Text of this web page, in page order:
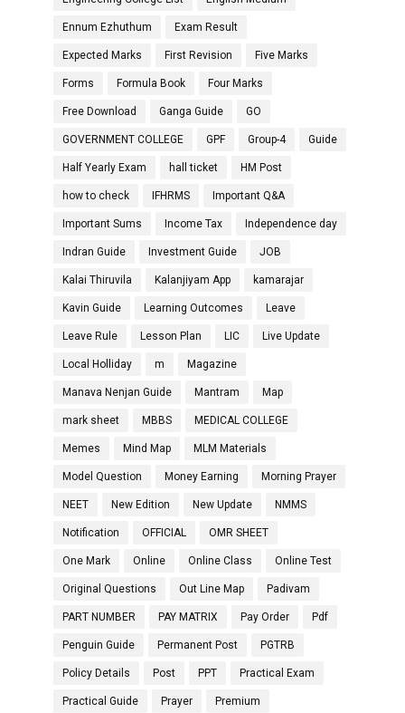
Ennum Ezhuthum Exam Result
Expected Marks First Revision Five Marks
Forms Formula Book Four Marks
Free Download Ganga Guide GO
GOVERNMENT COLLEGE GPF Group-4 Guide
Half Yearly Exam hall ticket HM Post
how to check IFHRMS Important Q&A
Important Sums Income Tax Independence day
Indran Guide Investment Guide JOB
Kalai Thiruvila Kalanjiyam App kamarajar
Kavin Guide Learning Outcomes Leave
Leave Rule Lesson Plan LIC Live Update
Local Holliday m Magazine
Manava Nenjan Guide Mantram Map
mark sheet MBBS MEDICAL COLLEGE
Memes Mind Map MLM Materials
Model Question Money Earning Morning Prayer
NEET New Edition New Update NMMS
Notification OFFICIAL OMR SHEET
One Mark Online Online Class Online Test
Original Questions Out Line Map Padivam
PART NUMBER PAY MATRIX Pay Order Pdf
Penguin Guide Permanent Post PGTRB
Policy Details Post PPT Practical Exam
Practical Guide Prayer Premium